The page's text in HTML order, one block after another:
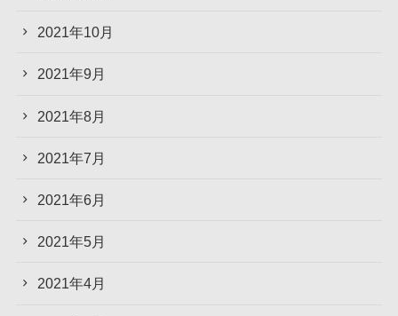
2021年10月
2021年9月
2021年8月
2021年7月
2021年6月
2021年5月
2021年4月